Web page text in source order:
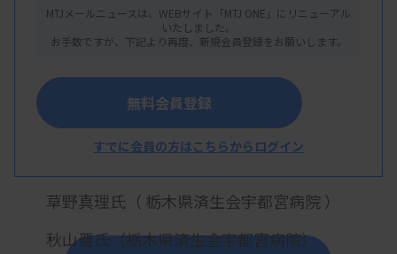
栃木県臨床検査技師会
概 要
【プログラム】
草野真理氏（ 栃木県済生会宇都宮病院 ）
秋山晋氏（栃木県済生会宇都宮病院）
MTJメールニュースは、WEBサイト「MTJ ONE」にリニューアル
いたしました。
お手数ですが、下記より再度、新規会員登録をお願いします。
無料会員登録
すでに会員の方はこちらからログイン